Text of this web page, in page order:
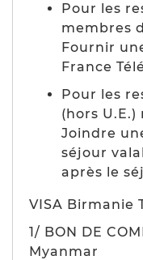
Pour les
membres
Fournir
France
Pour les
(hors
Joindre
séjour
après le
VISA Birmanie
1/ BON DE
Myanmar